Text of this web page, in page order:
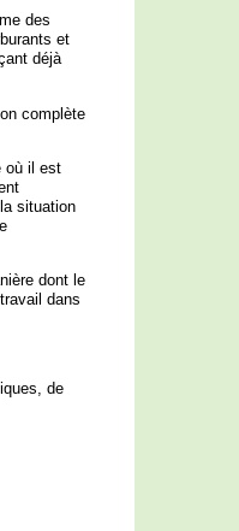
des
et
déjà
complète
où il est
situation
dont le
dans
de